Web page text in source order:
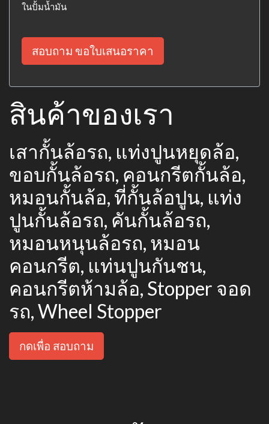
ในปั้มน้ำมัน
สอบถาม ขอใบเสนอราคา
สินค้าของเรา
เสากั้นล้อรถ, แท่งปูนหยุดล้อ,
ขอบกั้นล้อรถ, คอนกรีตกั้นล้อ,
หมอนกั้นล้อ, ที่กั้นล้อปูน, แท่ง
ปูนกั้นล้อรถ, คันกั้นล้อรถ,
หมอนหนุนล้อรถ, หมอน
คอนกรีต, แท่นปูนกันชน,
คอนกรีตห้ามล้อ, Stopper จอด
รถ, Wheel Stopper
กดเพื่อ สอบถาม